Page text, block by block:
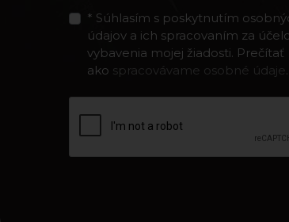
* Súhlasím s poskytnutím
údajov a ich spracovaním za
vybavenia mojej žiadosti. Prečítať
ako spracovávame osobné údaje.